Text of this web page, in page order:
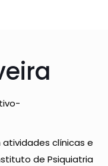
clínicas e
de Psiquiatria